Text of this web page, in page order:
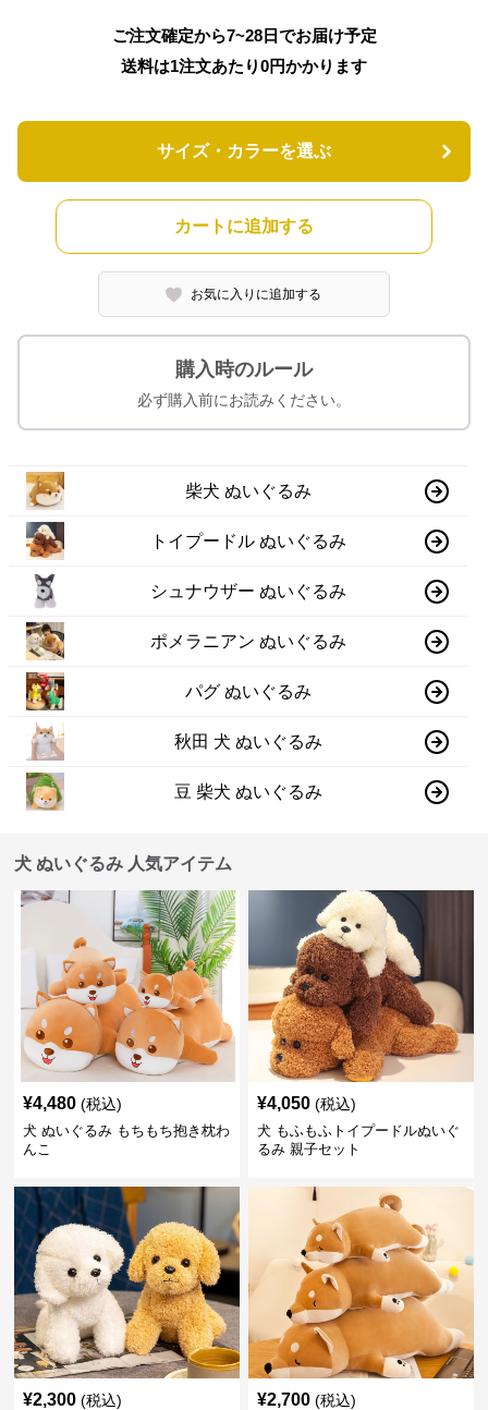
ご注文確定から7~28日でお届け予定
送料は1注文あたり0円かかります
サイズ・カラーを選ぶ
カートに追加する
お気に入りに追加する
購入時のルール
必ず購入前にお読みください。
柴犬 ぬいぐるみ
トイプードル ぬいぐるみ
シュナウザー ぬいぐるみ
ポメラニアン ぬいぐるみ
パグ ぬいぐるみ
秋田 犬 ぬいぐるみ
豆 柴犬 ぬいぐるみ
犬 ぬいぐるみ 人気アイテム
¥4,480 (税込)
犬 ぬいぐるみ もちもち抱き枕わ
んこ
¥4,050 (税込)
犬 もふもふトイプードルぬいぐ
るみ 親子セット
¥2,300 (税込) ¥2,700 (税込)